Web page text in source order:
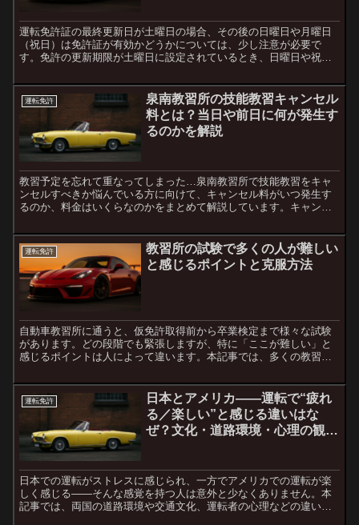
運転免許証の最終更新日が土曜日の場合、その後の日曜日や月曜日
（祝日）は免許証が有効かどうかについては、少し注意が必要で
す。免許の更新期限が土曜日に設定されているとき、日曜日や祝日
運転免許
泉南教習所の技能教習キャンセル
料とは？当日や前日に何が発生す
るのかを解説
教習予定を忘れて重なってしまった…泉南教習所で技能教習をキャ
ンセルすべきか悩んでいる方に向けて、キャンセル料がいつ発生す
るのか、料金はいくらなのかをまとめて解説しています。キャンセ
ル...
運転免許
教習所の試験で多くの人が難しい
と感じるポイントと克服方法
自動車教習所に通うと、仮免許取得前から卒業検定まで様々な試験
があります。どの段階でも緊張しますが、特に「ここが難しい」と
感じるポイントは人によって違います。本記事では、多くの教習生
説...
運転免許
日本とアメリカ――運転で“疲れ
る／楽しい”と感じる違いはな
ぜ？文化・道路環境・心理の観点
日本での運転がストレスに感じられ、一方でアメリカでの運転が楽
しく感じる――そんな感覚を持つ人は意外と少なくありません。本
記事では、両国の道路環境や交通文化、運転者の心理などの違いか